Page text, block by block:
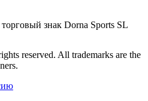
торговый знак Dorna Sports SL
reserved. All trademarks are the